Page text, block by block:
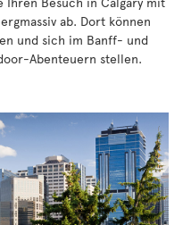
ab. Dort können
und sich im Banff- und
Abenteuern stellen.